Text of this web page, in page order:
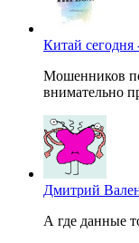
Китай сегодня
Мошенников
внимательно
Дмитрий
А где данные